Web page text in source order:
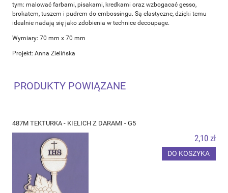
tym: malować farbami, pisakami, kredkami oraz wzbogacać gesso,
brokatem, tuszem i pudrem do embossingu. Są elastyczne, dzięki temu
idealnie nadają się jako zdobienia w technice decoupage.
Wymiary: 70 mm x 70 mm
Projekt: Anna Zielińska
PRODUKTY POWIĄZANE
487M TEKTURKA - KIELICH Z DARAMI - G5
2,10 zł
DO KOSZYKA